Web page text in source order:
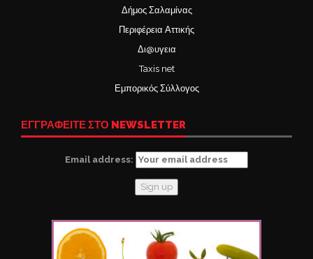
Δήμος Σαλαμίνας
Περιφέρεια Αττικής
Δι@υγεια
Taxis net
Εμπορικός Σύλλογος
ΕΓΓΡΑΦΕΙΤΕ ΣΤΟ NEWSLETTER
Email address: